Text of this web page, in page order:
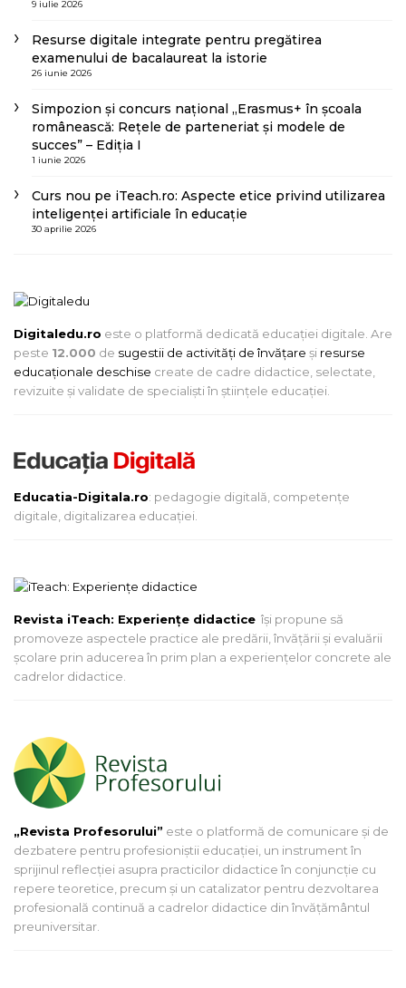
9 iulie 2026
Resurse digitale integrate pentru pregătirea
examenului de bacalaureat la istorie
26 iunie 2026
Simpozion și concurs național „Erasmus+ în școala
românească: Rețele de parteneriat și modele de
succes” – Ediția I
1 iunie 2026
Curs nou pe iTeach.ro: Aspecte etice privind utilizarea
inteligenței artificiale în educație
30 aprilie 2026
Digitaledu.ro este o platformă dedicată educației digitale. Are
peste 12.000 de sugestii de activități de învățare și resurse
educaționale deschise create de cadre didactice, selectate,
revizuite și validate de specialiști în științele educației.
Educatia-Digitala.ro: pedagogie digitală, competențe
digitale, digitalizarea educației.
Revista iTeach: Experienţe didactice îşi propune să
promoveze aspectele practice ale predării, învăţării şi evaluării
şcolare prin aducerea în prim plan a experienţelor concrete ale
cadrelor didactice.
„Revista Profesorului” este o platformă de comunicare și de
dezbatere pentru profesioniștii educației, un instrument în
sprijinul reflecției asupra practicilor didactice în conjuncție cu
repere teoretice, precum și un catalizator pentru dezvoltarea
profesională continuă a cadrelor didactice din învățământul
preuniversitar.